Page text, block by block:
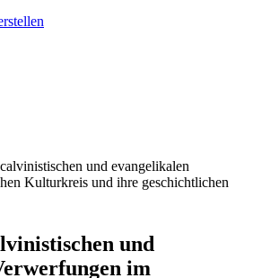
und evangelikalen
Kulturkreis und ihre geschichtlichen
und
im